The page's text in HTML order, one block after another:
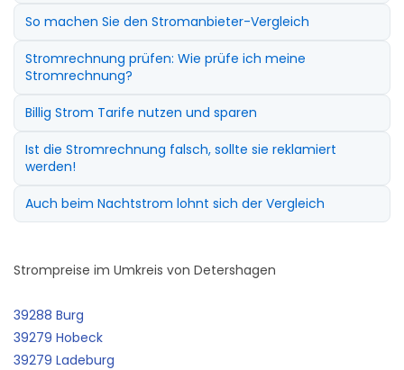
So machen Sie den Stromanbieter-Vergleich
Stromrechnung prüfen: Wie prüfe ich meine
Stromrechnung?
Billig Strom Tarife nutzen und sparen
Ist die Stromrechnung falsch, sollte sie reklamiert
werden!
Auch beim Nachtstrom lohnt sich der Vergleich
Strompreise im Umkreis von Detershagen
39288 Burg
39279 Hobeck
39279 Ladeburg